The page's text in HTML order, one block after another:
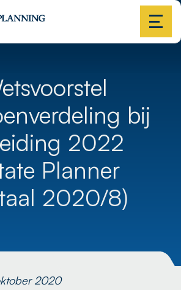
bij
2022
Planner
2020/8)
2020